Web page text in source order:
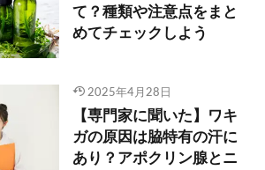
て？種類や注意点をまと
めてチェックしよう
2025年4月28日
【専門家に聞いた】ワキ
ガの原因は脇特有の汗に
あり？アポクリン腺とニ